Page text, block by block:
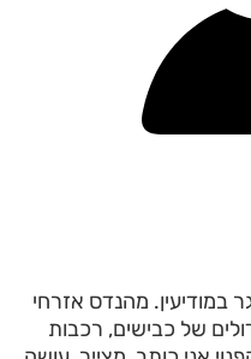
גר במודיעין. מהנדס אזרחי
גדולים של כבישים, רכבות